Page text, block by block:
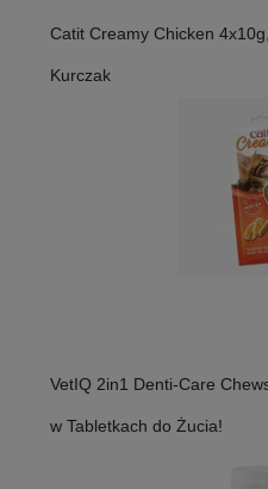
Catit Creamy Chicken
Kurczak
VetIQ 2in1 Denti-Care
w Tabletkach do Żucia!